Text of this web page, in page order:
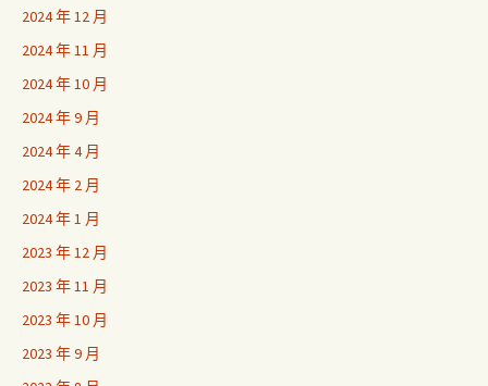
2024 年 12 月
2024 年 11 月
2024 年 10 月
2024 年 9 月
2024 年 4 月
2024 年 2 月
2024 年 1 月
2023 年 12 月
2023 年 11 月
2023 年 10 月
2023 年 9 月